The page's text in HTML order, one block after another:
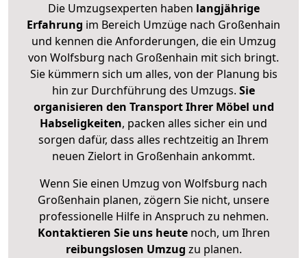
Die Umzugsexperten haben langjährige
Erfahrung im Bereich Umzüge nach Großenhain
und kennen die Anforderungen, die ein Umzug
von Wolfsburg nach Großenhain mit sich bringt.
Sie kümmern sich um alles, von der Planung bis
hin zur Durchführung des Umzugs. Sie
organisieren den Transport Ihrer Möbel und
Habseligkeiten, packen alles sicher ein und
sorgen dafür, dass alles rechtzeitig an Ihrem
neuen Zielort in Großenhain ankommt.
Wenn Sie einen Umzug von Wolfsburg nach
Großenhain planen, zögern Sie nicht, unsere
professionelle Hilfe in Anspruch zu nehmen.
Kontaktieren Sie uns heutenoch, um Ihren
reibungslosen Umzug zu planen.